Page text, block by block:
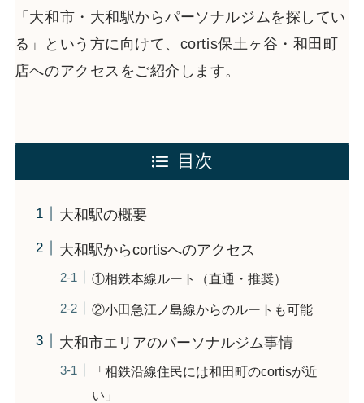
「大和市・大和駅からパーソナルジムを探してい
る」という方に向けて、cortis保土ヶ谷・和田町
店へのアクセスをご紹介します。
目次
大和駅の概要
大和駅からcortisへのアクセス
①相鉄本線ルート（直通・推奨）
②小田急江ノ島線からのルートも可能
大和市エリアのパーソナルジム事情
「相鉄沿線住民には和田町のcortisが近
い」